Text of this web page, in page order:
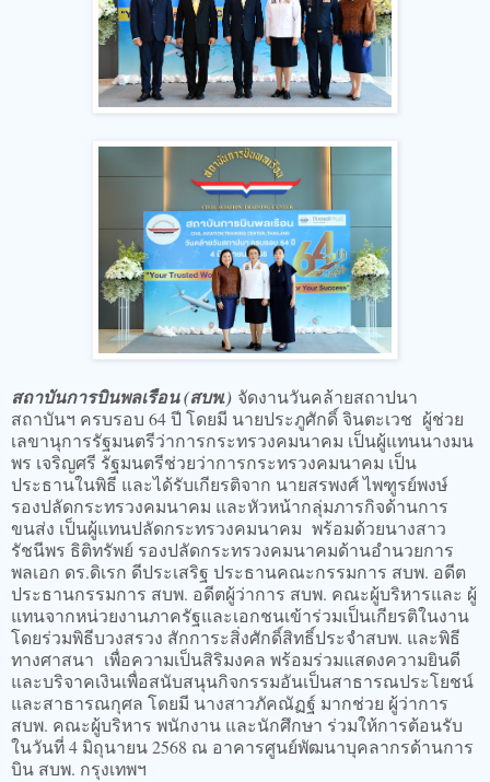
สถาบันการบินพลเรือน (สบพ.) จัดงานวันคล้ายสถาปนา
สถาบันฯ ครบรอบ 64 ปี โดยมี นายประภูศักดิ์ จินตะเวช ผู้ช่วย
เลขานุการรัฐมนตรีว่าการกระทรวงคมนาคม เป็นผู้แทนนางมน
พร เจริญศรี รัฐมนตรีช่วยว่าการกระทรวงคมนาคม เป็น
ประธานในพิธี และได้รับเกียรติจาก นายสรพงศ์ ไพฑูรย์พงษ์
รองปลัดกระทรวงคมนาคม และหัวหน้ากลุ่มภารกิจด้านการ
ขนส่ง เป็นผู้แทนปลัดกระทรวงคมนาคม พร้อมด้วยนางสาว
รัชนีพร ธิติทรัพย์ รองปลัดกระทรวงคมนาคมด้านอำนวยการ
พลเอก ดร.ดิเรก ดีประเสริฐ ประธานคณะกรรมการ สบพ. อดีต
ประธานกรรมการ สบพ. อดีตผู้ว่าการ สบพ. คณะผู้บริหารและ ผู้
แทนจากหน่วยงานภาครัฐและเอกชนเข้าร่วมเป็นเกียรติในงาน
โดยร่วมพิธีบวงสรวง สักการะสิ่งศักดิ์สิทธิ์ประจำสบพ. และพิธี
ทางศาสนา เพื่อความเป็นสิริมงคล พร้อมร่วมแสดงความยินดี
และบริจาคเงินเพื่อสนับสนุนกิจกรรมอันเป็นสาธารณประโยชน์
และสาธารณกุศล โดยมี นางสาวภัคณัฏฐ์ มากช่วย ผู้ว่าการ
สบพ. คณะผู้บริหาร พนักงาน และนักศึกษา ร่วมให้การต้อนรับ
ในวันที่ 4 มิถุนายน 2568 ณ อาคารศูนย์พัฒนาบุคลากรด้านการ
บิน สบพ. กรุงเทพฯ